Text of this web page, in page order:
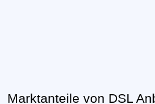
Marktanteile von DSL